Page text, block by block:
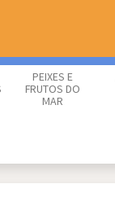
PEIXES E
FRUTOS DO
MAR